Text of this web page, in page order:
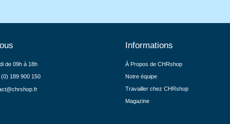
de 09h à 18h
(0) 189 900 150
Informations
À Propos de CHRshop
Notre équipe
Travailler chez CHRshop
Magazine